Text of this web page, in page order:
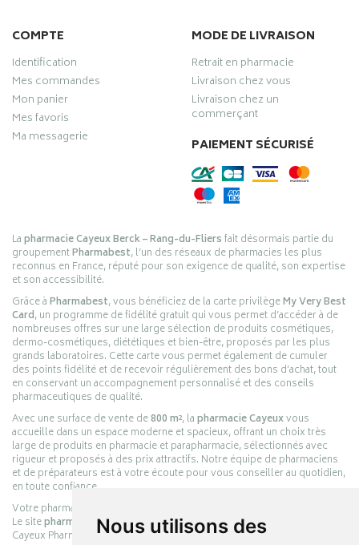
Nous utilisons des
COMPTE
Identification
Mes commandes
Mon panier
Mes favoris
Ma messagerie
MODE DE LIVRAISON
Retrait en pharmacie
Livraison chez vous
Livraison chez un
commerçant
PAIEMENT SÉCURISÉ
Lapharmacie Cayeux Berck – Rang-du-Fliersfait désormais partie du
groupementPharmabest, l’un des réseaux de pharmacies les plus
reconnus en France, réputé pour son exigence de qualité, son expertise
et son accessibilité.
Grâce àPharmabest, vous bénéficiez de la carte privilègeMy Very Best
Card, un programme de fidélité gratuit qui vous permet d’accéder à de
nombreuses offres sur une large sélection de produits cosmétiques,
dermo-cosmétiques, diététiques et bien-être, proposés par les plus
grands laboratoires. Cette carte vous permet également de cumuler
des points fidélité et de recevoir régulièrement des bons d’achat, tout
en conservant un accompagnement personnalisé et des conseils
pharmaceutiques de qualité.
Avec une surface de vente de800 m², lapharmacie Cayeuxvous
accueille dans un espace moderne et spacieux, offrant un choix très
large de produits en pharmacie et parapharmacie, sélectionnés avec
rigueur et proposés à des prix attractifs. Notre équipe de pharmaciens
et de préparateurs est à votre écoute pour vous conseiller au quotidien,
en toute confiance.
Votre pharmacie en ligne :
Le sitepharmacie-cayeux.frest le prolongement digital de la pharmacie
Cayeux Pharmabest Berck-sur-Mer – Rang-du-Fliers.